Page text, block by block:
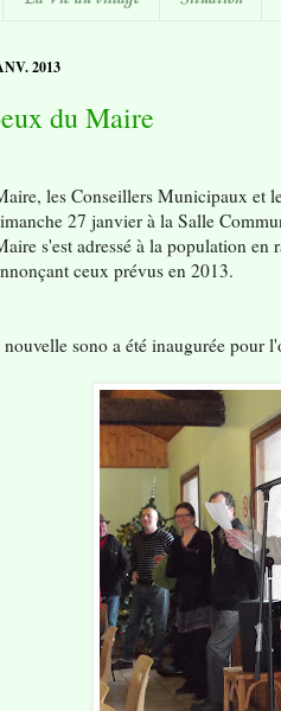
2013
du Maire
les Conseillers Municipaux et
27 janvier à la Salle
s'est adressé à la population en
ceux prévus en 2013.
sono a été inaugurée pour